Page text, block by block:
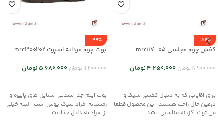
-52%
کفش چرم مجلسی mrc117-05
8,900,000تومان4,250,000تومان
برای آقایانی که به دنبال کفشی شیک و
درعین حال راحت هستند، این محصول قطعا
می تواند گزینه مناسبی باشد.
-49%
بوت چرم مردانه اسپرت mrc300202
11,200,000تومان5,680,000تومان
بوت آیتم جدا نشدنی استایل های پاییزه و
زمستانه افراد شیک پوش است. البته خیلی
از افراد به دلیل جذابیت